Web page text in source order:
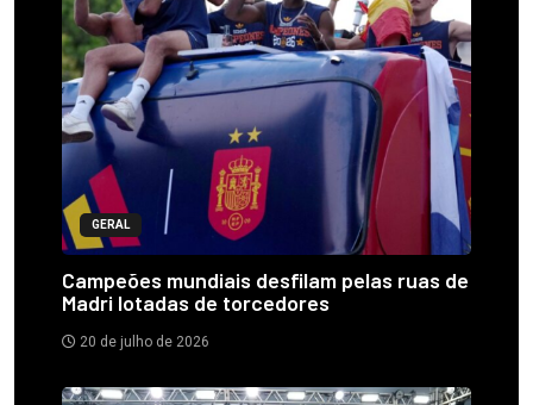
GERAL
Campeões mundiais desfilam pelas ruas de
Madri lotadas de torcedores
20 de julho de 2026